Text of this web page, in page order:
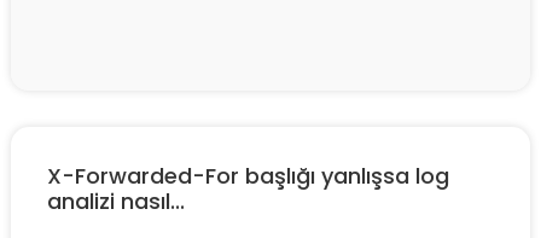
X-Forwarded-For başlığı yanlışsa log
analizi nasıl...